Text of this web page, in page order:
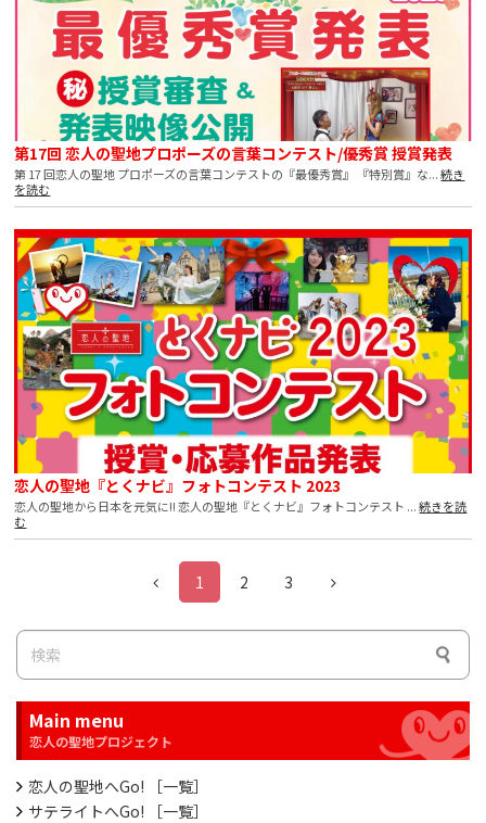
第17回 恋人の聖地プロポーズの言葉コンテスト/優秀賞 授賞発表
第 17 回恋人の聖地 プロポーズの言葉コンテストの『最優秀賞』 『特別賞』な... 続き
を読む
恋人の聖地『とくナビ』フォトコンテスト 2023
恋人の聖地から日本を元気に!! 恋人の聖地『とくナビ』フォトコンテスト ... 続きを読
む
1 2 3
Main menu
恋人の聖地へGo! ［一覧］
サテライトへGo! ［一覧］